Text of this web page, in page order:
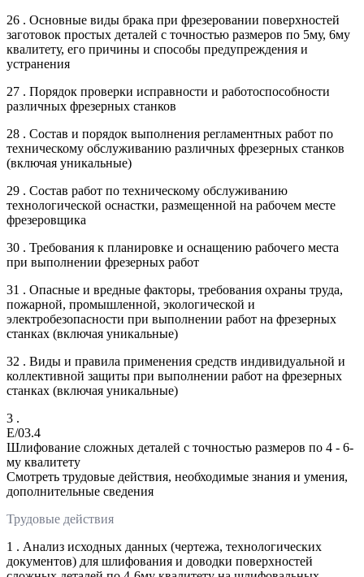
26 . Основные виды брака при фрезеровании поверхностей
заготовок простых деталей с точностью размеров по 5му, 6му
квалитету, его причины и способы предупреждения и
устранения
27 . Порядок проверки исправности и работоспособности
различных фрезерных станков
28 . Состав и порядок выполнения регламентных работ по
техническому обслуживанию различных фрезерных станков
(включая уникальные)
29 . Состав работ по техническому обслуживанию
технологической оснастки, размещенной на рабочем месте
фрезеровщика
30 . Требования к планировке и оснащению рабочего места
при выполнении фрезерных работ
31 . Опасные и вредные факторы, требования охраны труда,
пожарной, промышленной, экологической и
электробезопасности при выполнении работ на фрезерных
станках (включая уникальные)
32 . Виды и правила применения средств индивидуальной и
коллективной защиты при выполнении работ на фрезерных
станках (включая уникальные)
3 .
E/03.4
Шлифование сложных деталей с точностью размеров по 4 - 6-
му квалитету
Смотреть трудовые действия, необходимые знания и умения,
дополнительные сведения
Трудовые действия
1 . Анализ исходных данных (чертежа, технологических
документов) для шлифования и доводки поверхностей